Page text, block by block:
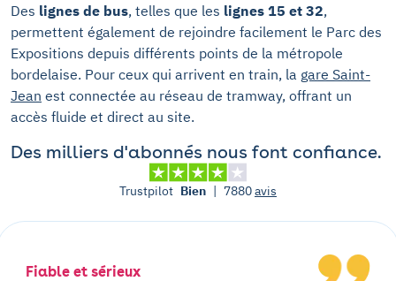
Des lignes de bus, telles que les lignes 15 et 32,
permettent également de rejoindre facilement le Parc des
Expositions depuis différents points de la métropole
bordelaise. Pour ceux qui arrivent en train, la gare Saint-
Jean est connectée au réseau de tramway, offrant un
accès fluide et direct au site.
Des milliers d'abonnés nous font confiance.
Trustpilot Bien | 7880avis
Fiable et sérieux